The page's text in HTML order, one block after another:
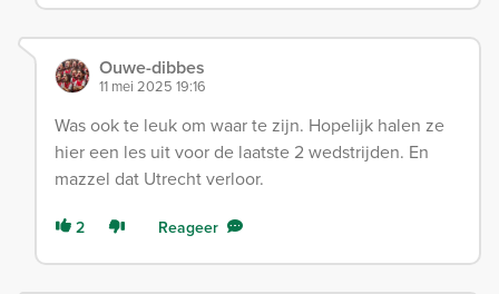
Ouwe-dibbes
11 mei 2025 19:16
Was ook te leuk om waar te zijn. Hopelijk halen ze
hier een les uit voor de laatste 2 wedstrijden. En
mazzel dat Utrecht verloor.
2 Reageer